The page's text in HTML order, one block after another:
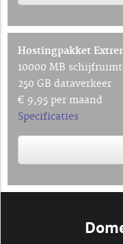
Hostingpakket
10000 MB
250 GB dataverkeer
€ 9,95 per maand
Specificaties